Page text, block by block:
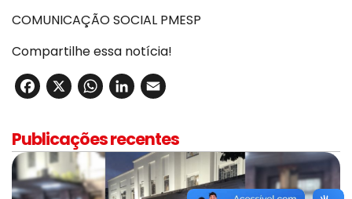
COMUNICAÇÃO SOCIAL PMESP
Compartilhe essa notícia!
Facebook
X WhatsApp
LinkedIn
Publicações recentes